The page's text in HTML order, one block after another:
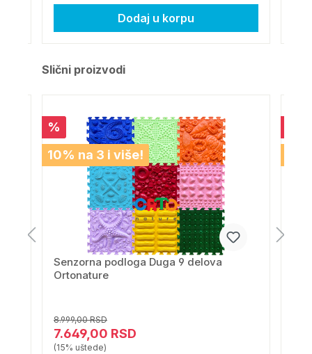
Dodaj u korpu
Slični proizvodi
%
10% na 3 i više!
Senzorna podloga Duga 9 delova
Ortonature
8.999,00 RSD
7.649,00 RSD
(15% uštede)